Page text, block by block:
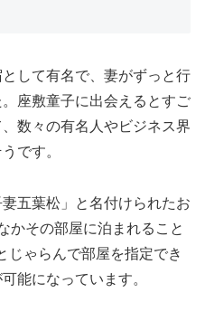
して有名で、妻がずっと行
座敷童子に出会えるとすご
数々の有名人やビジネス界
です。
五葉松」と名付けられたお
かその部屋に泊まれること
じゃらんで部屋を指定でき
能になっています。